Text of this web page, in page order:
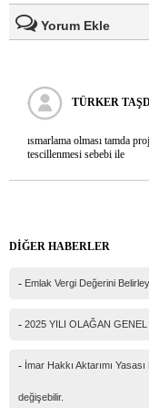
Yorum Ekle
Telefon
IP Adresiniz
TÜRKER
ısmarlama olması tamda
tescillenmesi sebebi ile
DİĞER HABERLER
- Emlak Vergi Değerini
- 2025 YILI OLAĞAN
- İmar Hakkı Aktarımı
değişebilir.